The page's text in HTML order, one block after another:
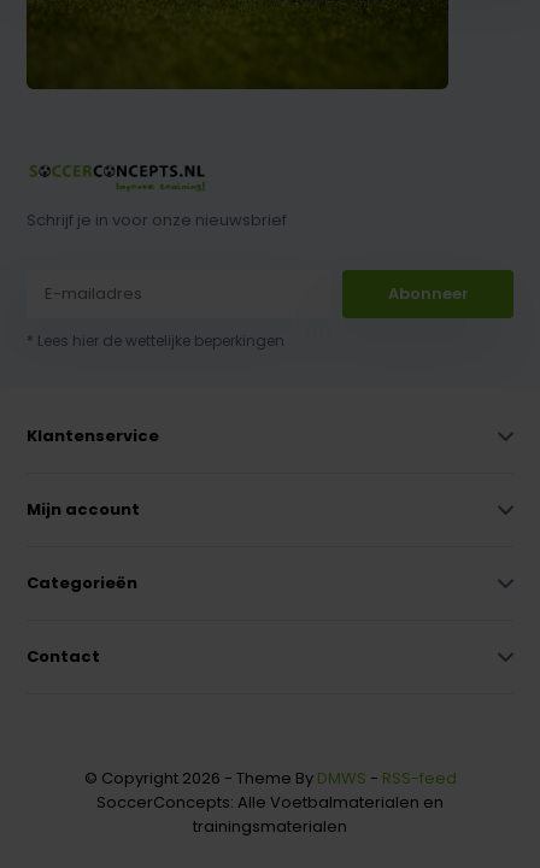
Schrijf je in voor onze nieuwsbrief
Abonneer
* Lees hier de wettelijke beperkingen
Klantenservice
Mijn account
Categorieën
Contact
© Copyright 2026 - Theme By DMWS - RSS-feed
SoccerConcepts: Alle Voetbalmaterialen en
trainingsmaterialen